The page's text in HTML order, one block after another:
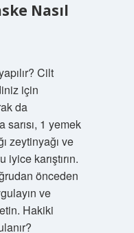
Nasıl
Cilt
için
da
1 yemek
zeytinyağı ve
karıştırın.
önceden
ve
Hakiki